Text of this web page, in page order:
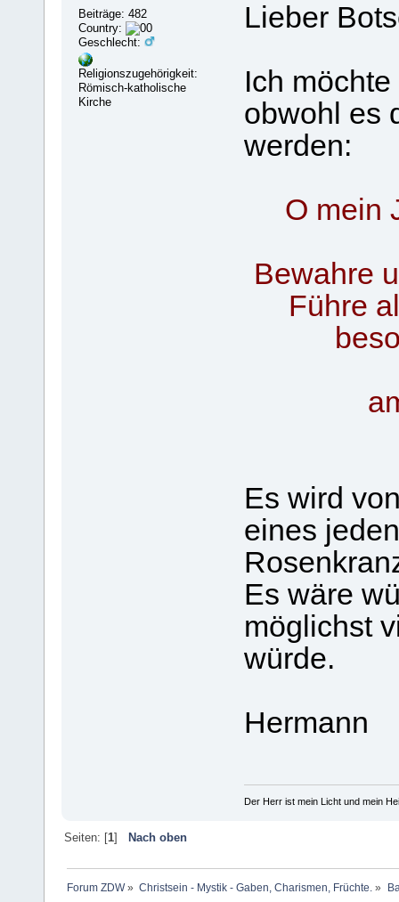
Beiträge: 482
Country:
Geschlecht:
Religionszugehörigkeit:
Römisch-katholische
Kirche
Lieber
Ich
obwohl es
werden:
O mein
Bewahre
Führe
Es wird
eines
Es wäre
möglichst
würde.
Hermann
Der Herr ist mein Licht und mein
Seiten: [1] Nach oben
Forum ZDW» Christsein - Mystik - Gaben, Charismen, Früchte. »